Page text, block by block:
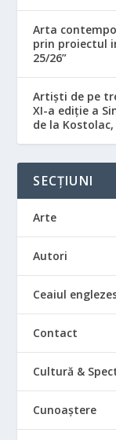
Arta
prin proiectul
25/26”
Artiști de pe
XI-a ediție a
de la Kostolac,
SECȚIUNI
Arte
Autori
Ceaiul
Contact
Cultură &
Cunoaștere